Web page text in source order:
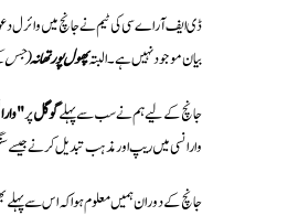
ڈی ایف آر اے سی کی ٹیم نے جانچ میں وائرل
بیان موجود نہیں ہے۔ البتہپھول پور تھانہ(جس
جانچ کے لیے ہم نے سب سے پہلےگوگلپر
وارانسی میں ریپ اور مذہب تبدیل کرنے جیسے سنگین الزامات کے معاملے میں 6 افراد کے قتل جیسا
جانچ کے دوران ہمیں معلوم ہوا کہ اس سے پہلے بھی یہی فیک نیوز سال